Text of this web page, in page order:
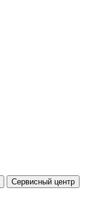
Сервисный центр